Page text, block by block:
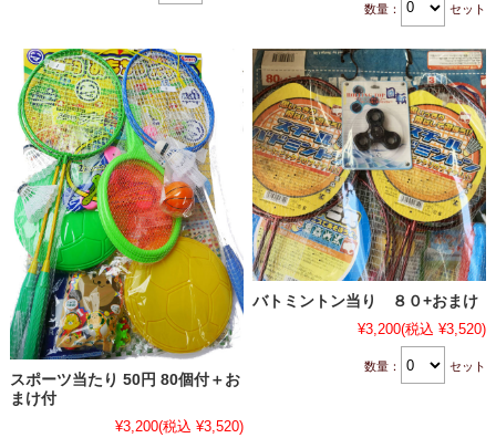
数量： セット
スポーツ当たり 50円 80個付＋お
まけ付
¥3,200(税込 ¥3,520)
バトミントン当り ８０+おまけ
¥3,200(税込 ¥3,520)
数量： セット